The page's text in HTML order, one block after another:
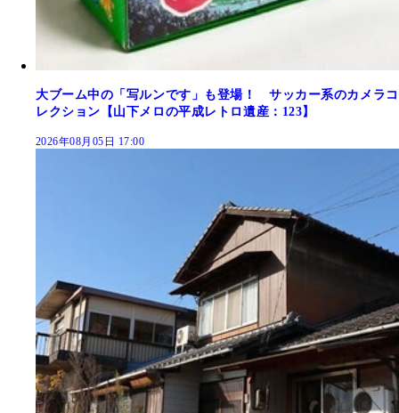
大ブーム中の「写ルンです」も登場！ サッカー系のカメラコ
レクション【山下メロの平成レトロ遺産：123】
2026年08月05日 17:00